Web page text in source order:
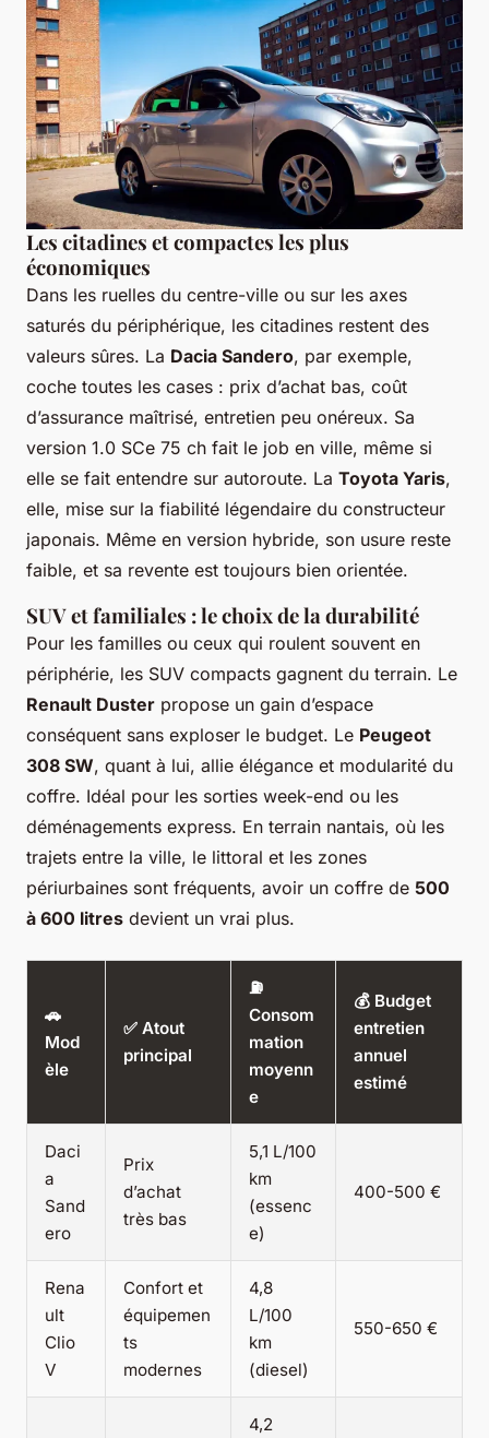
Les citadines et compactes les plus
économiques
Dans les ruelles du centre-ville ou sur les axes
saturés du périphérique, les citadines restent des
valeurs sûres. La Dacia Sandero, par exemple,
coche toutes les cases : prix d’achat bas, coût
d’assurance maîtrisé, entretien peu onéreux. Sa
version 1.0 SCe 75 ch fait le job en ville, même si
elle se fait entendre sur autoroute. La Toyota Yaris,
elle, mise sur la fiabilité légendaire du constructeur
japonais. Même en version hybride, son usure reste
faible, et sa revente est toujours bien orientée.
SUV et familiales : le choix de la durabilité
Pour les familles ou ceux qui roulent souvent en
périphérie, les SUV compacts gagnent du terrain. Le
Renault Duster propose un gain d’espace
conséquent sans exploser le budget. Le Peugeot
308 SW, quant à lui, allie élégance et modularité du
coffre. Idéal pour les sorties week-end ou les
déménagements express. En terrain nantais, où les
trajets entre la ville, le littoral et les zones
périurbaines sont fréquents, avoir un coffre de 500
à 600 litres devient un vrai plus.
🚗
Mod
èle
✅ Atout
principal
⛽
Consom
mation
moyenn
e
💰 Budget
entretien
annuel
estimé
Daci
a
Sand
ero
Prix
d’achat
très bas
5,1 L/100
km
(essenc
e)
400-500 €
Rena
ult
Clio
V
Confort et
équipemen
ts
modernes
4,8
L/100
km
(diesel)
550-650 €
4,2